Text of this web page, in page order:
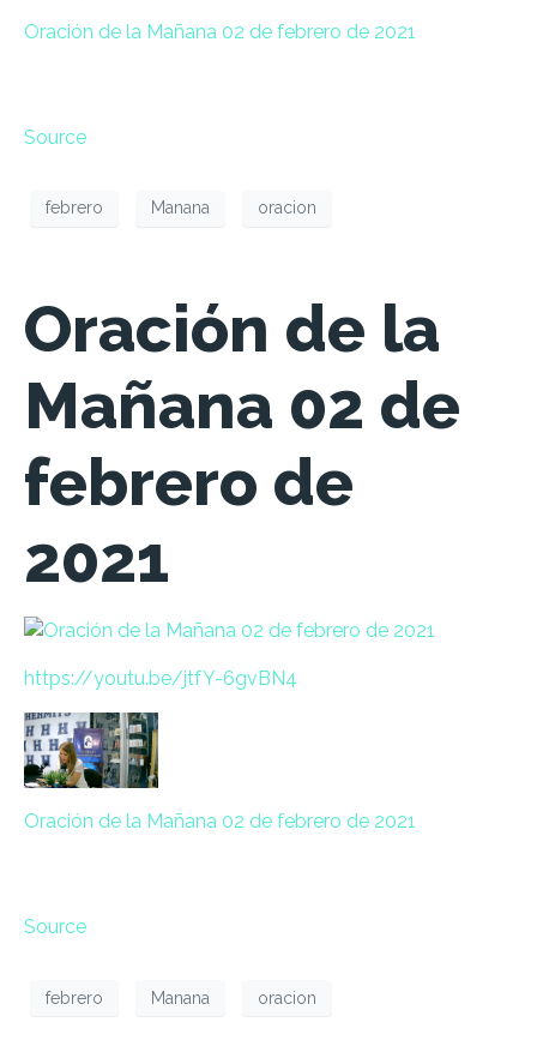
Oración de la Mañana 02 de febrero de 2021
Source
febrero Manana oracion
Oración de la
Mañana 02 de
febrero de
2021
https://youtu.be/jtfY-6gvBN4
Oración de la Mañana 02 de febrero de 2021
Source
febrero Manana oracion